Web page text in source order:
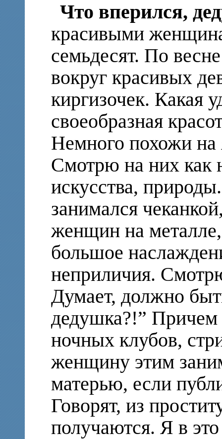
Что вперился,
красивыми
семьдесят. По
вокруг красивых
киргизочек. Какая
своеобразная
Немного похожи на
Смотрю на них как
искусства,
занимался
женщин на
большое
неприличия.
Думает, должно
дедушка?!” Причем
ночных клубов,
женщину этим
матерью, если
Говорят, из
получаются. Я в